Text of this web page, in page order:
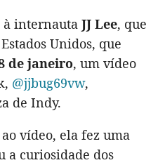
à internauta JJ Lee, que
Unidos, que
de janeiro, um vídeo
@jjbug69vw,
de Indy.
vídeo, ela fez uma
a curiosidade dos